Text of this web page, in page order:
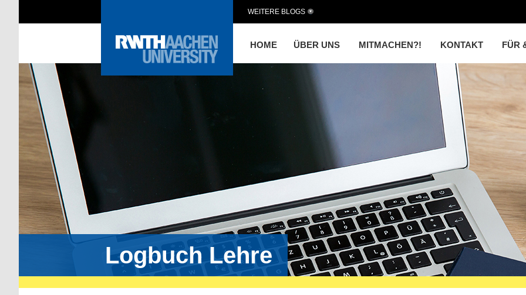
HOME ÜBER UNS MITMACHEN?! KONTAKT FÜR
WEITERE BLOGS
Logbuch Lehre